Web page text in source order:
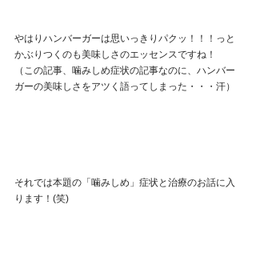
やはりハンバーガーは思いっきりパクッ！！！っと
かぶりつくのも美味しさのエッセンスですね！
（この記事、噛みしめ症状の記事なのに、ハンバー
ガーの美味しさをアツく語ってしまった・・・汗）
それでは本題の「噛みしめ」症状と治療のお話に入
ります！(笑)